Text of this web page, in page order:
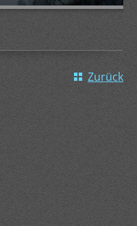
Zurück